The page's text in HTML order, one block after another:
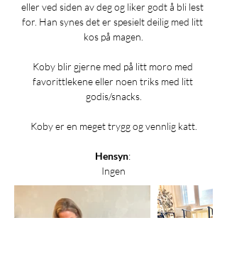
eller ved siden av deg og liker godt å bli lest
for. Han synes det er spesielt deilig med litt
kos på magen.
Koby blir gjerne med på litt moro med
favorittlekene eller noen triks med litt
godis/snacks.
Koby er en meget trygg og vennlig katt.
Hensyn:
Ingen